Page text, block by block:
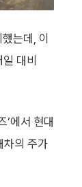
는데, 이
대비
에서 현대
차의 주가